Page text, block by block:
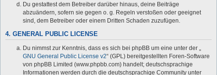
Du gestattest dem Betreiber darüber hinaus, deine Beiträge
abzuändern, sofern sie gegen o. g. Regeln verstoßen oder geeignet
sind, dem Betreiber oder einem Dritten Schaden zuzufügen.
4. GENERAL PUBLIC LICENSE
Du nimmst zur Kenntnis, dass es sich bei phpBB um eine unter der „
GNU General Public License v2“ (GPL) bereitgestellten Foren-Software
von phpBB Limited (www.phpbb.com) handelt; deutschsprachige
Informationen werden durch die deutschsprachige Community unter